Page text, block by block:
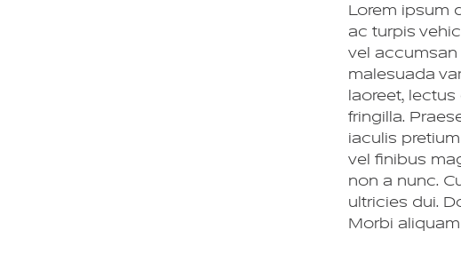
Lorem ipsum
ac turpis
vel accumsan
malesuada
laoreet,
fringilla.
iaculis
vel finibus
non a nunc.
ultricies dui.
Morbi